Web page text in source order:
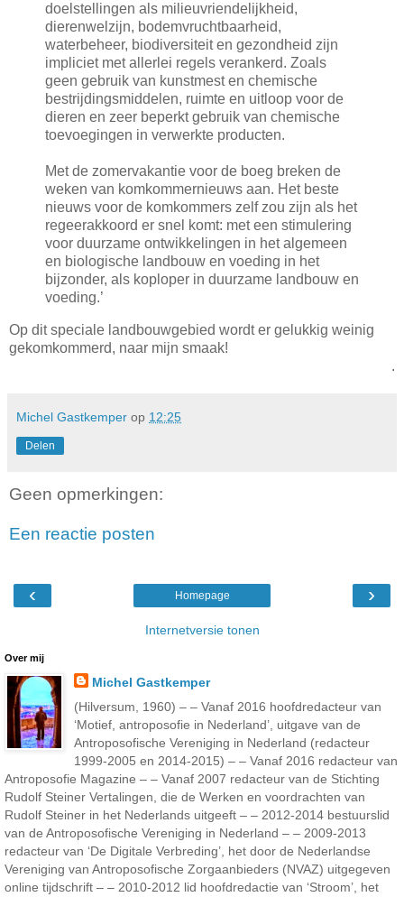
doelstellingen als milieuvriendelijkheid,
dierenwelzijn, bodemvruchtbaarheid,
waterbeheer, biodiversiteit en gezondheid zijn
impliciet met allerlei regels verankerd. Zoals
geen gebruik van kunstmest en chemische
bestrijdingsmiddelen, ruimte en uitloop voor de
dieren en zeer beperkt gebruik van chemische
toevoegingen in verwerkte producten.
Met de zomervakantie voor de boeg breken de
weken van komkommernieuws aan. Het beste
nieuws voor de komkommers zelf zou zijn als het
regeerakkoord er snel komt: met een stimulering
voor duurzame ontwikkelingen in het algemeen
en biologische landbouw en voeding in het
bijzonder, als koploper in duurzame landbouw en
voeding.’
Op dit speciale landbouwgebied wordt er gelukkig weinig
gekomkommerd, naar mijn smaak!
.
Michel Gastkemper op 12:25
Delen
Geen opmerkingen:
Een reactie posten
‹ ›
Homepage
Internetversie tonen
Over mij
Michel Gastkemper
(Hilversum, 1960) – – Vanaf 2016 hoofdredacteur van
‘Motief, antroposofie in Nederland’, uitgave van de
Antroposofische Vereniging in Nederland (redacteur
1999-2005 en 2014-2015) – – Vanaf 2016 redacteur van
Antroposofie Magazine – – Vanaf 2007 redacteur van de Stichting
Rudolf Steiner Vertalingen, die de Werken en voordrachten van
Rudolf Steiner in het Nederlands uitgeeft – – 2012-2014 bestuurslid
van de Antroposofische Vereniging in Nederland – – 2009-2013
redacteur van ‘De Digitale Verbreding’, het door de Nederlandse
Vereniging van Antroposofische Zorgaanbieders (NVAZ) uitgegeven
online tijdschrift – – 2010-2012 lid hoofdredactie van ‘Stroom’, het